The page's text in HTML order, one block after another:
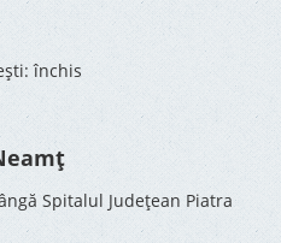
închis
Spitalul Județean Piatra